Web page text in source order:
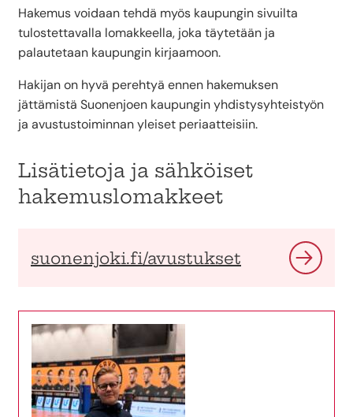
Hakemus voidaan tehdä myös kaupungin sivuilta
tulostettavalla lomakkeella, joka täytetään ja
palautetaan kaupungin kirjaamoon.
Hakijan on hyvä perehtyä ennen hakemuksen
jättämistä Suonenjoen kaupungin yhdistysyhteistyön
ja avustustoiminnan yleiset periaatteisiin.
Lisätietoja ja sähköiset
hakemuslomakkeet
suonenjoki.fi/avustukset